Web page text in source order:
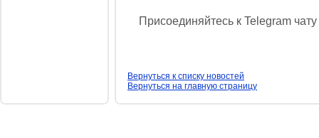
Присоединяйтесь к Telegram
Вернуться к списку новостей
Вернуться на главную страницу